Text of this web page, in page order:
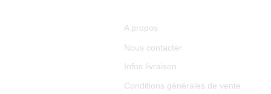
A propos
Nous contacter
Infos livraison
Conditions générales de vente